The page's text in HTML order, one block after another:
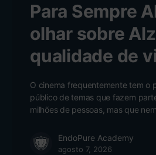
Para Sempre
olhar sobre
qualidade de
O cinema frequentemente tem o
público de temas que fazem
milhões de pessoas, mas que
EndoPure Academy
agosto 7, 2026